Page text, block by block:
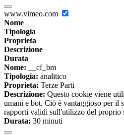
www.vimeo.com
Nome
Tipologia
Proprieta
Descrizione
Durata
Nome: __cf_bm
Tipologia: analitico
Proprieta: Terze Parti
Descrizione: Questo cookie viene
umani e bot. Ciò è vantaggioso per il
rapporti validi sull'utilizzo del proprio
Durata: 30 minuti